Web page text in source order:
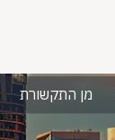
מן התקשורת